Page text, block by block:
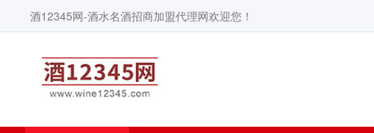
酒12345网-酒水名酒招商加盟代理网欢迎您！